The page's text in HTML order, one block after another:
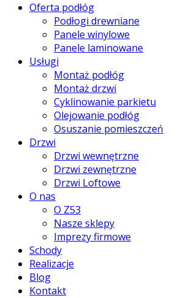
Oferta podłóg
Podłogi drewniane
Panele winylowe
Panele laminowane
Usługi
Montaż podłóg
Montaż drzwi
Cyklinowanie parkietu
Olejowanie podłóg
Osuszanie pomieszczeń
Drzwi
Drzwi wewnętrzne
Drzwi zewnętrzne
Drzwi Loftowe
O nas
O Z53
Nasze sklepy
Imprezy firmowe
Schody
Realizacje
Blog
Kontakt